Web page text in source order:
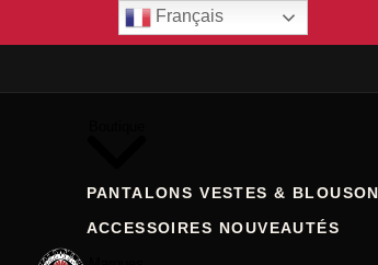
PANTALONS VESTES &
ACCESSOIRES NOUVEAUTÉS
Français